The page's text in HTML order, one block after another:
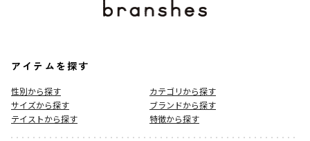
アイテムを探す
性別から探す
カテゴリから探す
サイズから探す
ブランドから探す
テイストから探す
特徴から探す